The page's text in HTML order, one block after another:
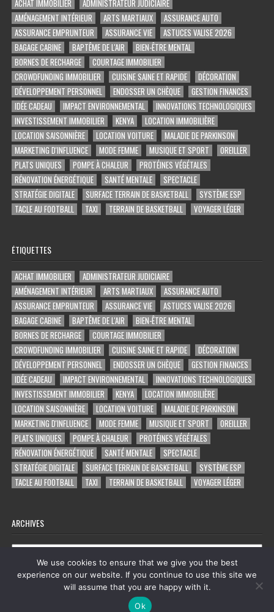
ACHAT IMMOBILIER
ADMINISTRATEUR JUDICIAIRE
AMÉNAGEMENT INTÉRIEUR
ARTS MARTIAUX
ASSURANCE AUTO
ASSURANCE EMPRUNTEUR
ASSURANCE VIE
ASTUCES VALISE 2026
BAGAGE CABINE
BAPTÊME DE L'AIR
BIEN-ÊTRE MENTAL
BORNES DE RECHARGE
COURTAGE IMMOBILIER
CROWDFUNDING IMMOBILIER
CUISINE SAINE ET RAPIDE
DÉCORATION
DÉVELOPPEMENT PERSONNEL
ENDOSSER UN CHÈQUE
GESTION FINANCES
IDÉE CADEAU
IMPACT ENVIRONNEMENTAL
INNOVATIONS TECHNOLOGIQUES
INVESTISSEMENT IMMOBILIER
KENYA
LOCATION IMMOBILIÈRE
LOCATION SAISONNIÈRE
LOCATION VOITURE
MALADIE DE PARKINSON
MARKETING D'INFLUENCE
MODE FEMME MUSIQUE ET SPORT
OREILLER
PLATS UNIQUES
POMPE À CHALEUR
PROTÉINES VÉGÉTALES
RÉNOVATION ÉNERGÉTIQUE
SANTÉ MENTALE
SPECTACLE
STRATÉGIE DIGITALE
SURFACE TERRAIN DE BASKETBALL
SYSTÈME ESP
TACLE AU FOOTBALL
TAXI TERRAIN DE BASKETBALL VOYAGER LÉGER
ÉTIQUETTES
ACHAT IMMOBILIER
ADMINISTRATEUR JUDICIAIRE
AMÉNAGEMENT INTÉRIEUR
ARTS MARTIAUX
ASSURANCE AUTO
ASSURANCE EMPRUNTEUR
ASSURANCE VIE
ASTUCES VALISE 2026
BAGAGE CABINE
BAPTÊME DE L'AIR
BIEN-ÊTRE MENTAL
BORNES DE RECHARGE
COURTAGE IMMOBILIER
CROWDFUNDING IMMOBILIER
CUISINE SAINE ET RAPIDE
DÉCORATION
DÉVELOPPEMENT PERSONNEL
ENDOSSER UN CHÈQUE
GESTION FINANCES
IDÉE CADEAU
IMPACT ENVIRONNEMENTAL
INNOVATIONS TECHNOLOGIQUES
INVESTISSEMENT IMMOBILIER
KENYA
LOCATION IMMOBILIÈRE
LOCATION SAISONNIÈRE
LOCATION VOITURE
MALADIE DE PARKINSON
MARKETING D'INFLUENCE
MODE FEMME MUSIQUE ET SPORT
OREILLER
PLATS UNIQUES
POMPE À CHALEUR
PROTÉINES VÉGÉTALES
RÉNOVATION ÉNERGÉTIQUE
SANTÉ MENTALE
SPECTACLE
STRATÉGIE DIGITALE
SURFACE TERRAIN DE BASKETBALL
SYSTÈME ESP
TACLE AU FOOTBALL
TAXI TERRAIN DE BASKETBALL VOYAGER LÉGER
ARCHIVES
Archives
Copyright © 2026 tout ce qu'on trouve sur facebook
We use cookies to ensure that we give you the best
experience on our website. If you continue to use this site we
will assume that you are happy with it.
Ok